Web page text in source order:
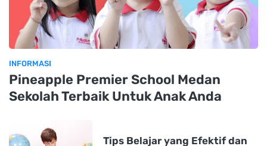
INFORMASI
Pineapple Premier School Medan
Sekolah Terbaik Untuk Anak Anda
Tips Belajar yang Efektif dan